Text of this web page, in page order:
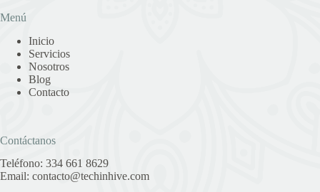
Menú
Inicio
Servicios
Nosotros
Blog
Contacto
Contáctanos
Teléfono: 334 661 8629
Email: contacto@techinhive.com